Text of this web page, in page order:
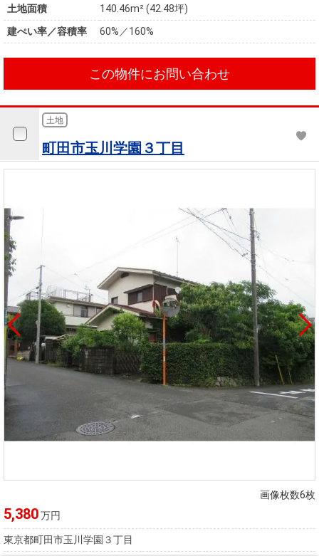
土地面積
140.46m² (42.48坪)
建ぺい率／容積率
60%／160%
この物件にお問い合わせ
土地
町田市玉川学園３丁目
画像枚数6枚
5,380万円
東京都町田市玉川学園３丁目